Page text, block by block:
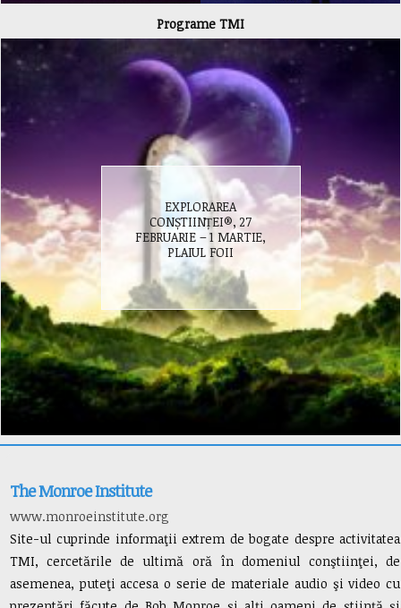
Programe TMI
EXPLORAREA
CONȘTIINȚEI®, 27
FEBRUARIE – 1 MARTIE,
PLAIUL FOII
The Monroe Institute
www.monroeinstitute.org
Site-ul cuprinde informaţii extrem de bogate despre activitatea
TMI, cercetările de ultimă oră în domeniul conştiinţei, de
asemenea, puteţi accesa o serie de materiale audio şi video cu